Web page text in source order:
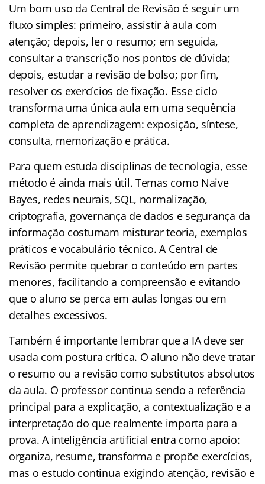
Um bom uso da Central de Revisão é seguir um
fluxo simples: primeiro, assistir à aula com
atenção; depois, ler o resumo; em seguida,
consultar a transcrição nos pontos de dúvida;
depois, estudar a revisão de bolso; por fim,
resolver os exercícios de fixação. Esse ciclo
transforma uma única aula em uma sequência
completa de aprendizagem: exposição, síntese,
consulta, memorização e prática.
Para quem estuda disciplinas de tecnologia, esse
método é ainda mais útil. Temas como Naive
Bayes, redes neurais, SQL, normalização,
criptografia, governança de dados e segurança da
informação costumam misturar teoria, exemplos
práticos e vocabulário técnico. A Central de
Revisão permite quebrar o conteúdo em partes
menores, facilitando a compreensão e evitando
que o aluno se perca em aulas longas ou em
detalhes excessivos.
Também é importante lembrar que a IA deve ser
usada com postura crítica. O aluno não deve tratar
o resumo ou a revisão como substitutos absolutos
da aula. O professor continua sendo a referência
principal para a explicação, a contextualização e a
interpretação do que realmente importa para a
prova. A inteligência artificial entra como apoio:
organiza, resume, transforma e propõe exercícios,
mas o estudo continua exigindo atenção, revisão e